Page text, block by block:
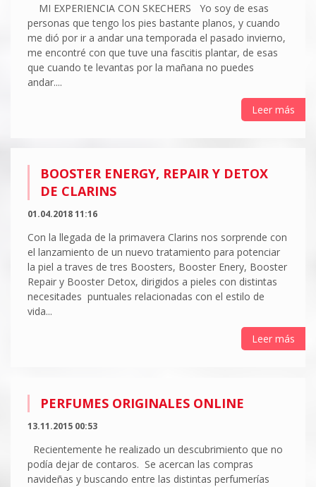
MI EXPERIENCIA CON SKECHERS Yo soy de esas
personas que tengo los pies bastante planos, y cuando
me dió por ir a andar una temporada el pasado invierno,
me encontré con que tuve una fascitis plantar, de esas
que cuando te levantas por la mañana no puedes
andar....
Leer más
BOOSTER ENERGY, REPAIR Y DETOX
DE CLARINS
01.04.2018 11:16
Con la llegada de la primavera Clarins nos sorprende con
el lanzamiento de un nuevo tratamiento para potenciar
la piel a traves de tres Boosters, Booster Enery, Booster
Repair y Booster Detox, dirigidos a pieles con distintas
necesitades puntuales relacionadas con el estilo de
vida...
Leer más
PERFUMES ORIGINALES ONLINE
13.11.2015 00:53
Recientemente he realizado un descubrimiento que no
podía dejar de contaros. Se acercan las compras
navideñas y buscando entre las distintas perfumerías